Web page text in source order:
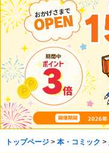
トップページ> 本・コミック >